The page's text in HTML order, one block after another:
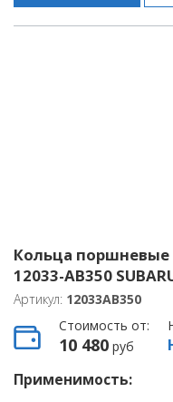
Кольца поршневые
12033-AB350
Артикул: 12033AB350
Стоимость от:
10 480 руб
Применимость: